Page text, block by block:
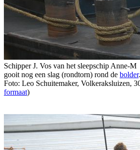
Schipper J. Vos van het sleepschip Anne-M
gooit nog een slag (rondtorn) rond de bolder.
Foto: Leo Schuitemaker, Volkeraksluizen,
formaat)